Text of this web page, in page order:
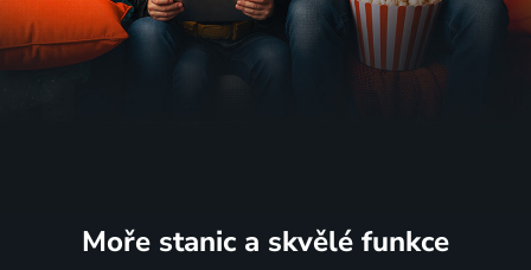
Moře stanic a skvělé funkce